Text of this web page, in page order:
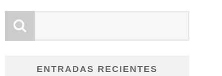
ENTRADAS RECIENTES